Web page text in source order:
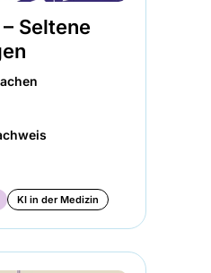
Seltene
KI in der Medizin